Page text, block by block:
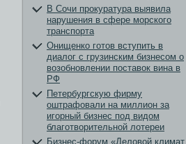
В Сочи прокуратура выявила
нарушения в сфере морского
транспорта
Онищенко готов вступить в
диалог с грузинским бизнесом о
возобновлении поставок вина в
РФ
Петербургскую фирму
оштрафовали на миллион за
игорный бизнес под видом
благотворительной лотереи
Бизнес-форум «Деловой климат